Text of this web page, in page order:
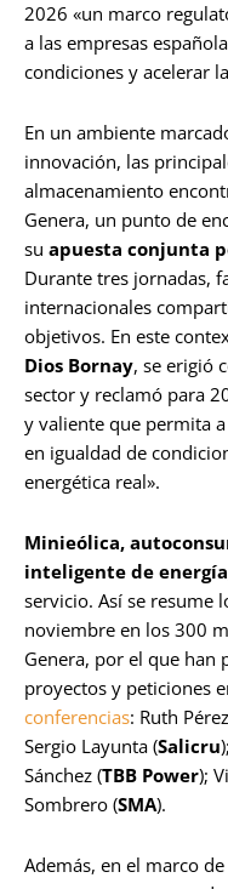
2026 «un marco
a las empresas
condiciones y acelerar
En un ambiente
innovación, las
almacenamiento
Genera, un punto de
su apuesta conjunta
Durante tres jornadas,
internacionales
objetivos. En este
Dios Bornay, se erigió
sector y reclamó para
y valiente que permita
en igualdad de
energética real».
Minieólica,
inteligente de energía
servicio. Así se resume
noviembre en los 300
Genera, por el que han
proyectos y peticiones
conferencias: Ruth
Sergio Layunta (Salicru
Sánchez (TBB Power);
Sombrero (SMA).
Además, en el marco